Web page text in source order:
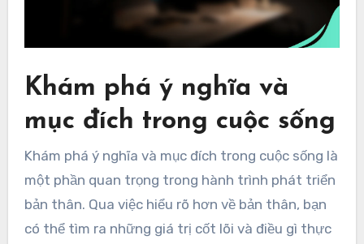
Khám phá ý nghĩa và
mục đích trong cuộc sống
Khám phá ý nghĩa và mục đích trong cuộc sống là
một phần quan trọng trong hành trình phát triển
bản thân. Qua việc hiểu rõ hơn về bản thân, bạn
có thể tìm ra những giá trị cốt lõi và điều gì thực